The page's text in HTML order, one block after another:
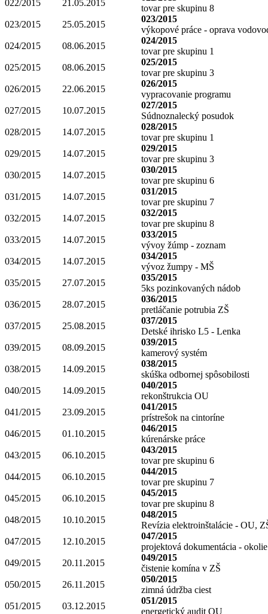
022/2015
21.05.2015
tovar pre skupinu 8
023/2015
25.05.2015
023/2015
výkopové práce - oprava
024/2015
08.06.2015
024/2015
tovar pre skupinu 1
025/2015
08.06.2015
025/2015
tovar pre skupinu 3
026/2015
22.06.2015
026/2015
vypracovanie programu
027/2015
10.07.2015
027/2015
Súdnoznalecký posudok
028/2015
14.07.2015
028/2015
tovar pre skupinu 1
029/2015
14.07.2015
029/2015
tovar pre skupinu 3
030/2015
14.07.2015
030/2015
tovar pre skupinu 6
031/2015
14.07.2015
031/2015
tovar pre skupinu 7
032/2015
14.07.2015
032/2015
tovar pre skupinu 8
033/2015
14.07.2015
033/2015
vývoy žúmp - zoznam
034/2015
14.07.2015
034/2015
vývoz žumpy - MŠ
035/2015
27.07.2015
035/2015
5ks pozinkovaných nádob
036/2015
28.07.2015
036/2015
pretláčanie potrubia ZŠ
037/2015
25.08.2015
037/2015
Detské ihrisko L5 - Lenka
039/2015
08.09.2015
039/2015
kamerový systém
038/2015
14.09.2015
038/2015
skúška odbornej spôsobilosti
040/2015
14.09.2015
040/2015
rekonštrukcia OU
041/2015
23.09.2015
041/2015
prístrešok na cintoríne
046/2015
01.10.2015
046/2015
kúrenárske práce
043/2015
06.10.2015
043/2015
tovar pre skupinu 6
044/2015
06.10.2015
044/2015
tovar pre skupinu 7
045/2015
06.10.2015
045/2015
tovar pre skupinu 8
048/2015
10.10.2015
048/2015
Revízia elektroinštalácie - OU,
047/2015
12.10.2015
047/2015
projektová dokumentácia -
049/2015
20.11.2015
049/2015
čistenie komína v ZŠ
050/2015
26.11.2015
050/2015
zimná údržba ciest
051/2015
03.12.2015
051/2015
energetický audit OU